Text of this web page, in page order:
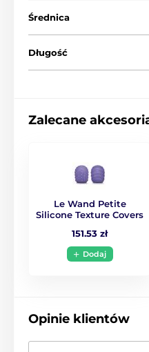
Średnica
Długość
Zalecane
Le Wand Petite
Silicone Texture Covers
151.53 zł
Dodaj
Opinie klientów